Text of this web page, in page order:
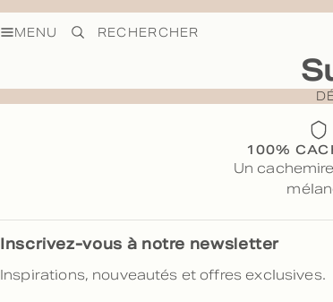
MENU RECHERCHER
100%
Un
Inscrivez-vous à notre newsletter
Inspirations, nouveautés et offres exclusives.